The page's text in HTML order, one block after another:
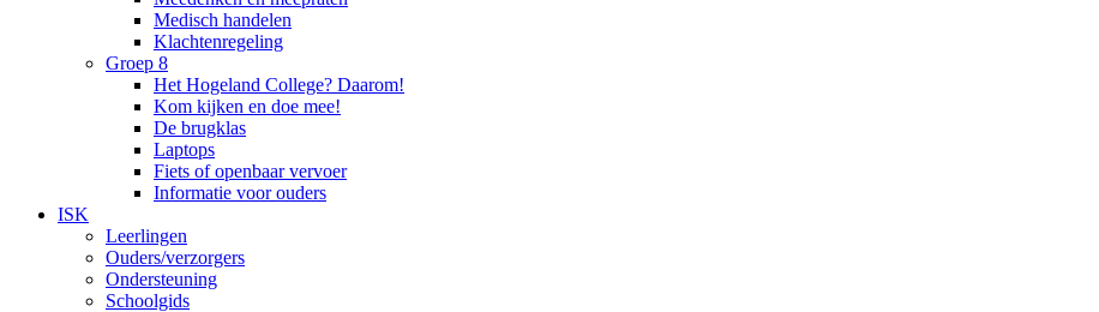
Medisch handelen
Klachtenregeling
Groep 8
Het Hogeland College? Daarom!
Kom kijken en doe mee!
De brugklas
Laptops
Fiets of openbaar vervoer
Informatie voor ouders
ISK
Leerlingen
Ouders/verzorgers
Ondersteuning
Schoolgids